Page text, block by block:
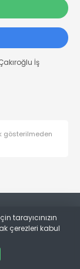
İş
gösterilmeden
tarayıcınızın
çerezleri kabul